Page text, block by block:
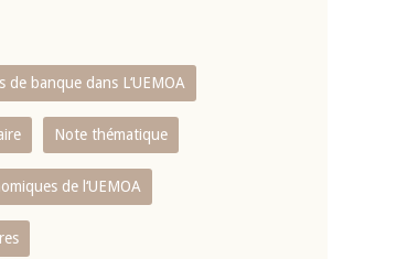
banque dans L‘UEMOA
Note thématique
de l‘UEMOA